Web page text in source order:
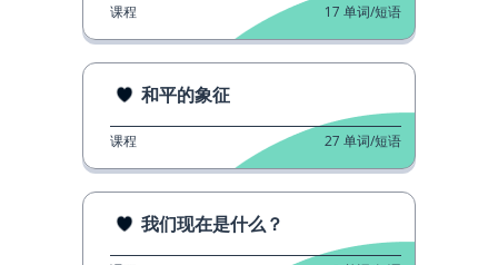
课程 17 单词/短语
和平的象征
课程 27 单词/短语
我们现在是什么？